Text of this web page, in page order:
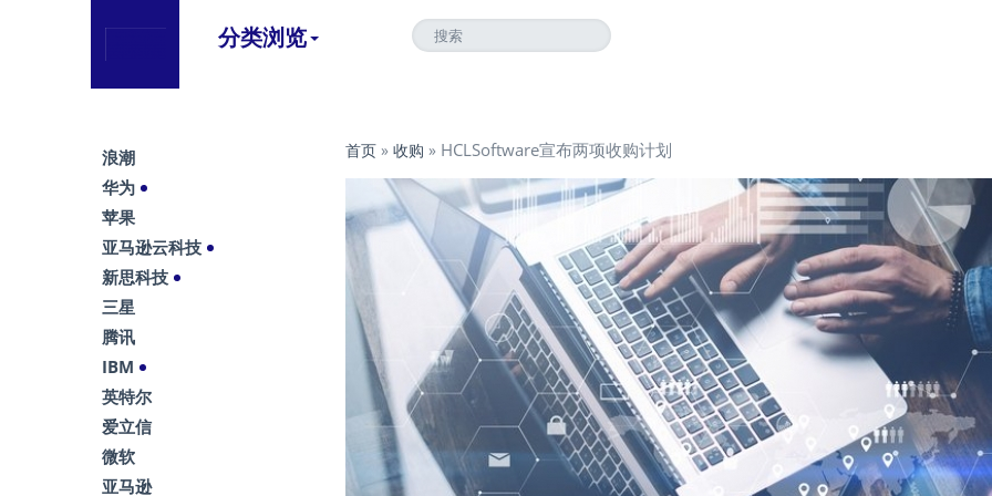
分类浏览
首页 » 收购 » HCLSoftware宣布两项收购计划
浪潮
华为
苹果
亚马逊云科技
新思科技
三星
腾讯
IBM
英特尔
爱立信
微软
亚马逊